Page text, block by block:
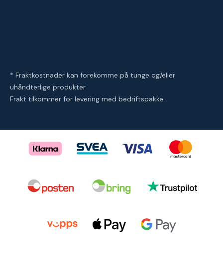
* Fraktkostnader kan forekomme på tunge og/eller
uhåndterlige produkter
Frakt tilkommer for levering med bedriftspakke.